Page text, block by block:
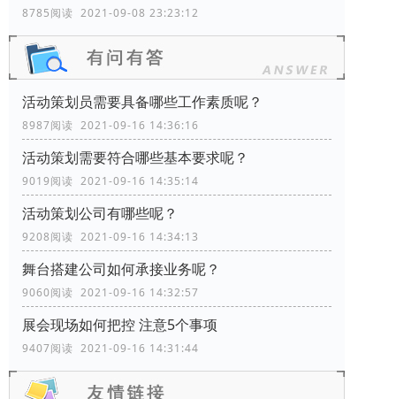
8785阅读 2021-09-08 23:23:12
活动策划员需要具备哪些工作素质呢？
8987阅读 2021-09-16 14:36:16
活动策划需要符合哪些基本要求呢？
9019阅读 2021-09-16 14:35:14
活动策划公司有哪些呢？
9208阅读 2021-09-16 14:34:13
舞台搭建公司如何承接业务呢？
9060阅读 2021-09-16 14:32:57
展会现场如何把控 注意5个事项
9407阅读 2021-09-16 14:31:44